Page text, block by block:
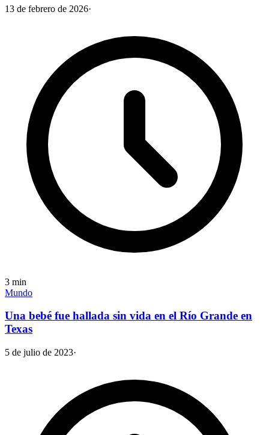
13 de febrero de 2026·
3 min
Mundo
Una bebé fue hallada sin vida en el Río Grande en
Texas
5 de julio de 2023·